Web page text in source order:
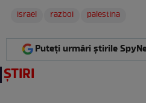
israel
razboi palestina
Puteți urmări știrile
ȘTIRI